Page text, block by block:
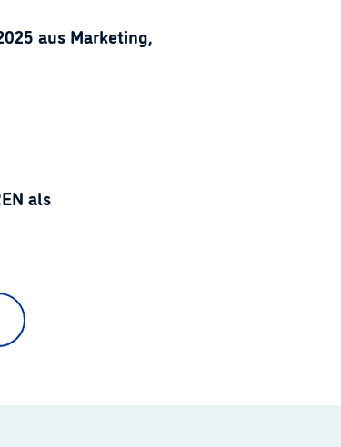
aus Marketing,
als